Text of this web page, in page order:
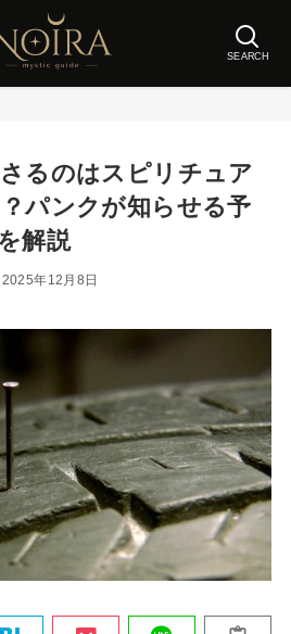
SEARCH
るのはスピリチュア
パンクが知らせる予
解説
2025年12月8日